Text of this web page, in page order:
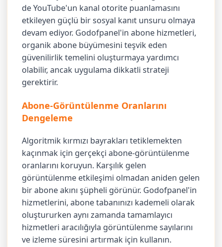
de YouTube'un kanal otorite puanlamasını
etkileyen güçlü bir sosyal kanıt unsuru olmaya
devam ediyor. Godofpanel'in abone hizmetleri,
organik abone büyümesini teşvik eden
güvenilirlik temelini oluşturmaya yardımcı
olabilir, ancak uygulama dikkatli strateji
gerektirir.
Abone-Görüntülenme Oranlarını
Dengeleme
Algoritmik kırmızı bayrakları tetiklemekten
kaçınmak için gerçekçi abone-görüntülenme
oranlarını koruyun. Karşılık gelen
görüntülenme etkileşimi olmadan aniden gelen
bir abone akını şüpheli görünür. Godofpanel'in
hizmetlerini, abone tabanınızı kademeli olarak
oluştururken aynı zamanda tamamlayıcı
hizmetleri aracılığıyla görüntülenme sayılarını
ve izleme süresini artırmak için kullanın.